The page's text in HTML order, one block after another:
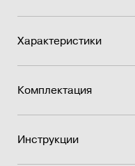
Характеристики
Комплектация
Инструкции